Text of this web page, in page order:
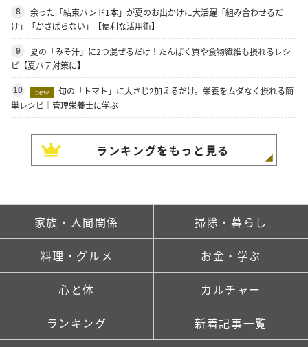
8
余った「結束バンド1本」が夏のお出かけに大活躍「組み合わせるだ
け」「かさばらない」【便利な活用術】
9
夏の「みそ汁」に2つ混ぜるだけ！たんぱく質や食物繊維も摂れるレシ
ピ【夏バテ対策に】
10 new
旬の「トマト」に大さじ2加えるだけ。栄養をムダなく摂れる簡
単レシピ｜管理栄養士に学ぶ
ランキングをもっと見る
家族・人間関係 掃除・暮らし
料理・グルメ お金・学ぶ
心と体 カルチャー
ランキング 新着記事一覧